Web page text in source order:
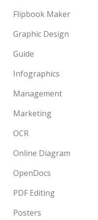
Flipbook Maker
Graphic Design
Guide
Infographics
Management
Marketing
OCR
Online Diagram
OpenDocs
PDF Editing
Posters